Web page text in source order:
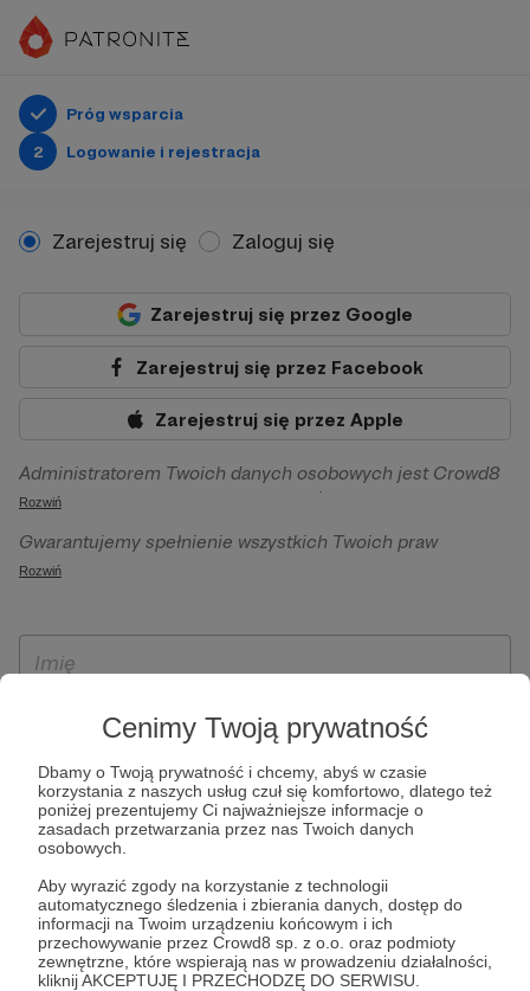
Cenimy Twoją prywatność
Dbamy o Twoją prywatność i chcemy, abyś w czasie
korzystania z naszych usług czuł się komfortowo, dlatego też
poniżej prezentujemy Ci najważniejsze informacje o
zasadach przetwarzania przez nas Twoich danych
osobowych.
Aby wyrazić zgody na korzystanie z technologii
automatycznego śledzenia i zbierania danych, dostęp do
informacji na Twoim urządzeniu końcowym i ich
przechowywanie przez Crowd8 sp. z o.o. oraz podmioty
zewnętrzne, które wspierają nas w prowadzeniu działalności,
kliknij AKCEPTUJĘ I PRZECHODZĘ DO SERWISU.
Próg wsparcia
2
Logowanie i rejestracja
Zarejestruj się Zaloguj się
Zarejestruj się przez Google
Zarejestruj się przez Facebook
Zarejestruj się przez Apple
Administratorem Twoich danych osobowych jest Crowd8
sp. z o.o. z siedziba w Warszawie, ul. Żwirki i Wigury 16, 02-
092 Warszawa. Twoje dane osobowe będą przetwarzane w
szczególności w celu wykonania umowy zawartej z Tobą, w
Patronite.pl, w tym możliwości dokonywania oraz
otrzymywania wsparcia na naszej platformie oraz
Rozwiń
Gwarantujemy spełnienie wszystkich Twoich praw
wynikających z ogólnego rozporządzenia o ochronie
ich przenoszenia, niepodlegania zautomatyzowanemu
wyrażenia sprzeciwu wobec przetwarzania Twoich danych
osobowych. Rejestracja dla osób niepełnoletnich możliwa
jest po przekazaniu podpisanego formularza "Zgodna na
założenie konta przez osobę niepełnoletnią", formularz
dostępny jest na stronie regulaminu Patronite.pl.
Rozwiń